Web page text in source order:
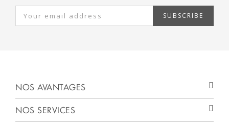
SUBSCRIBE
NOS AVANTAGES
NOS SERVICES